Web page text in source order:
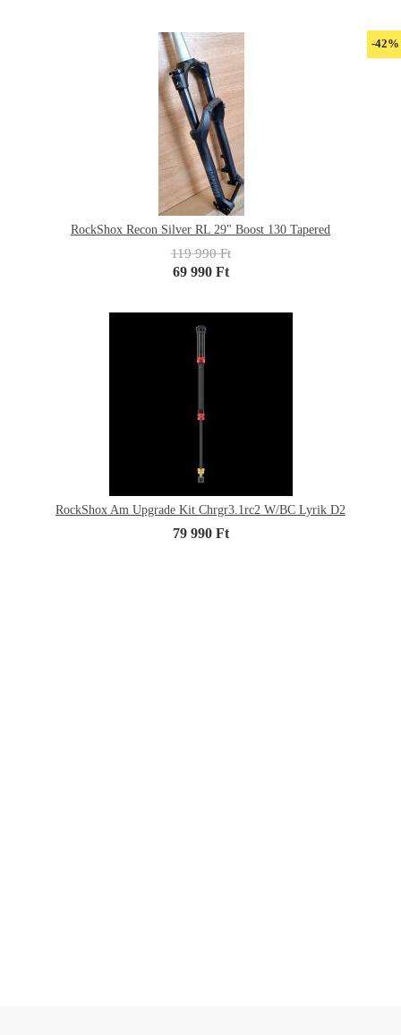
-42%
RockShox Recon Silver RL 29" Boost 130 Tapered
119 990 Ft
69 990 Ft
RockShox Am Upgrade Kit Chrgr3.1rc2 W/BC Lyrik D2
79 990 Ft